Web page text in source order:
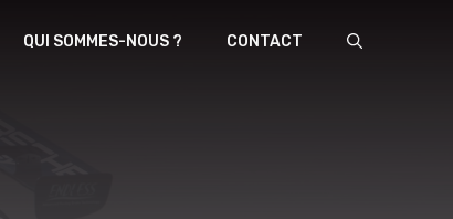
QUI SOMMES-NOUS ? CONTACT